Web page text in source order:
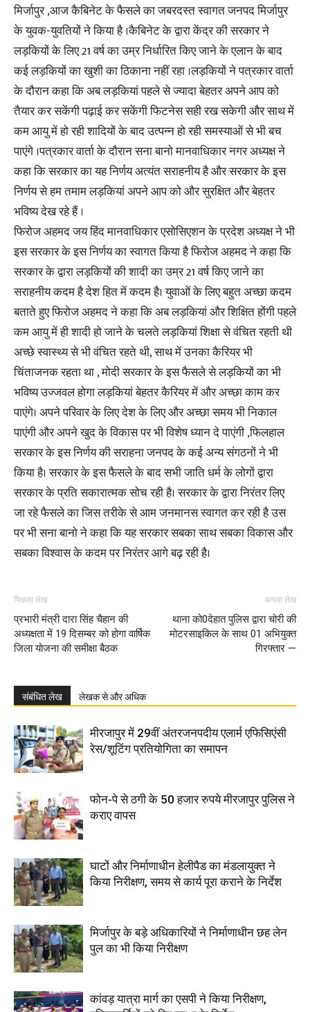
मिर्जापुर ,आज कैबिनेट के फैसले का जबरदस्त स्वागत जनपद मिर्जापुर
के युवक-युवतियों ने किया है ।कैबिनेट के द्वारा केंद्र की सरकार ने
लड़कियों के लिए 21 वर्ष का उम्र निर्धारित किए जाने के एलान के बाद
कई लड़कियों का खुशी का ठिकाना नहीं रहा ।लड़कियों ने पत्रकार वार्ता
के दौरान कहा कि अब लड़कियां पहले से ज्यादा बेहतर अपने आप को
तैयार कर सकेंगी पढ़ाई कर सकेंगी फिटनेस सही रख सकेगी और साथ में
कम आयु में हो रही शादियों के बाद उत्पन्न हो रही समस्याओं से भी बच
पाएंगे ।पत्रकार वार्ता के दौरान सना बानो मानवाधिकार नगर अध्यक्ष ने
कहा कि सरकार का यह निर्णय अत्यंत सराहनीय है और सरकार के इस
निर्णय से हम तमाम लड़कियां अपने आप को और सुरक्षित और बेहतर
भविष्य देख रहे हैं ।
फिरोज अहमद जय हिंद मानवाधिकार एसोसिएशन के प्रदेश अध्यक्ष ने भी
इस सरकार के इस निर्णय का स्वागत किया है फिरोज अहमद ने कहा कि
सरकार के द्वारा लड़कियों की शादी का उम्र 21 वर्ष किए जाने का
सराहनीय कदम है देश हित में कदम है। युवाओं के लिए बहुत अच्छा कदम
बताते हुए फिरोज अहमद ने कहा कि अब लड़कियां और शिक्षित होंगी पहले
कम आयु में ही शादी हो जाने के चलते लड़कियां शिक्षा से वंचित रहती थी
अच्छे स्वास्थ्य से भी वंचित रहते थी, साथ में उनका कैरियर भी
चिंताजनक रहता था , मोदी सरकार के इस फैसले से लड़कियों का भी
भविष्य उज्जवल होगा लड़कियां बेहतर कैरियर में और अच्छा काम कर
पाएंगे। अपने परिवार के लिए देश के लिए और अच्छा समय भी निकाल
पाएंगी और अपने खुद के विकास पर भी विशेष ध्यान दे पाएंगी ,फिलहाल
सरकार के इस निर्णय की सराहना जनपद के कई अन्य संगठनों ने भी
किया है। सरकार के इस फैसले के बाद सभी जाति धर्म के लोगों द्वारा
सरकार के प्रति सकारात्मक सोच रही है। सरकार के द्वारा निरंतर लिए
जा रहे फैसले का जिस तरीके से आम जनमानस स्वागत कर रही है उस
पर भी सना बानो ने कहा कि यह सरकार सबका साथ सबका विकास और
सबका विश्वास के कदम पर निरंतर आगे बढ़ रही है।
पिछला लेख
प्रभारी मंत्री दारा सिंह चैहान की
अध्यक्षता में 19 दिसम्बर को होगा वार्षिक
जिला योजना की समीक्षा बैठक
अगला लेख
थाना को0देहात पुलिस द्वारा चोरी की
मोटरसाइकिल के साथ 01 अभियुक्त
गिरफ्तार —
संबंधित लेख लेखक से और अधिक
मीरजापुर में 29वीं अंतरजनपदीय एलार्म एफिसिएंसी
रेस/शूटिंग प्रतियोगिता का समापन
फोन-पे से ठगी के 50 हजार रुपये मीरजापुर पुलिस ने
कराए वापस
घाटों और निर्माणाधीन हेलीपैड का मंडलायुक्त ने
किया निरीक्षण, समय से कार्य पूरा कराने के निर्देश
मिर्जापुर के बड़े अधिकारियों ने निर्माणाधीन छह लेन
पुल का भी किया निरीक्षण
कांवड़ यात्रा मार्ग का एसपी ने किया निरीक्षण,